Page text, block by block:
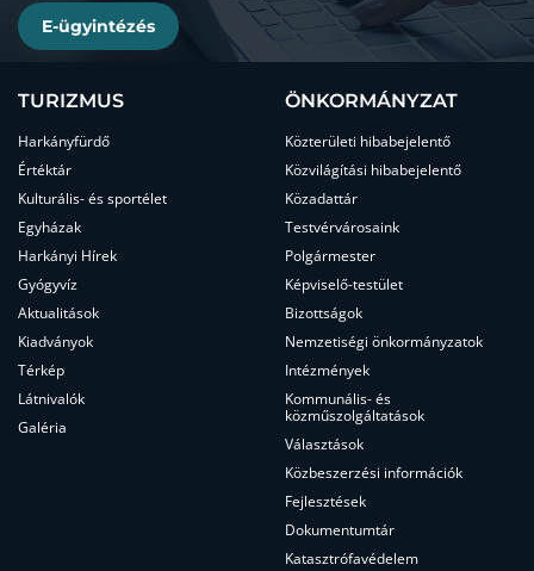
E-ügyintézés
TURIZMUS
Harkányfürdő
Értéktár
Kulturális- és sportélet
Egyházak
Harkányi Hírek
Gyógyvíz
Aktualitások
Kiadványok
Térkép
Látnivalók
Galéria
ÖNKORMÁNYZAT
Közterületi hibabejelentő
Közvilágítási hibabejelentő
Közadattár
Testvérvárosaink
Polgármester
Képviselő-testület
Bizottságok
Nemzetiségi önkormányzatok
Intézmények
Kommunális- és
közműszolgáltatások
Választások
Közbeszerzési információk
Fejlesztések
Dokumentumtár
Katasztrófavédelem